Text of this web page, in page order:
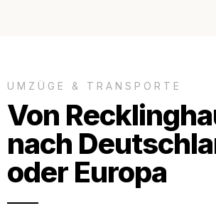
UMZÜGE & TRANSPORTE
Von
nach
oder Europa